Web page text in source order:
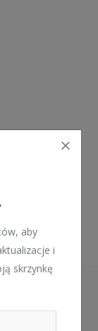
aby
i
skrzynkę